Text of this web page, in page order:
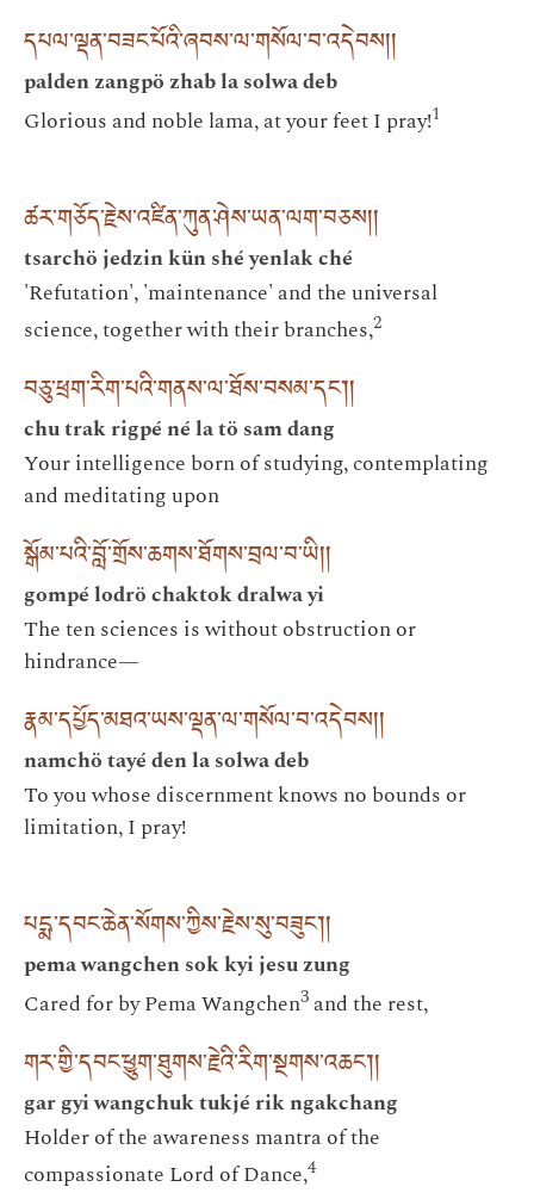
དཔལ་ལྡན་བཟང་པོའི་ཞབས་ལ་གསོལ་བ་འདེབས། །
palden zangpö zhab la solwa deb
Glorious and noble lama, at your feet I pray!1
ཚར་གཅོད་རྗེས་འཛིན་ཀུན་ཤེས་ཡན་ལག་བཅས། །
tsarchö jedzin kün shé yenlak ché
'Refutation', 'maintenance' and the universal
science, together with their branches,2
བཅུ་ཕྲག་རིག་པའི་གནས་ལ་ཐོས་བསམ་དང༌། །
chu trak rigpé né la tö sam dang
Your intelligence born of studying, contemplating
and meditating upon
སྒོམ་པའི་བློ་གྲོས་ཆགས་ཐོགས་བྲལ་བ་ཡི། །
gompé lodrö chaktok dralwa yi
The ten sciences is without obstruction or
hindrance—
རྣམ་དཔྱོད་མཐའ་ཡས་ལྡན་ལ་གསོལ་བ་འདེབས། །
namchö tayé den la solwa deb
To you whose discernment knows no bounds or
limitation, I pray!
པདྨ་དབང་ཆེན་སོགས་ཀྱིས་རྗེས་སུ་བཟུང༌། །
pema wangchen sok kyi jesu zung
Cared for by Pema Wangchen3and the rest,
གར་གྱི་དབང་ཕྱུག་ཐུགས་རྗེའི་རིག་སྔགས་འཆང༌། །
gar gyi wangchuk tukjé rik ngakchang
Holder of the awareness mantra of the
compassionate Lord of Dance,4